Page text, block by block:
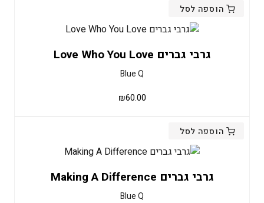
הוספה לסל
גרבי גברים Love Who You Love
Blue Q
₪60.00
הוספה לסל
גרבי גברים Making A Difference
Blue Q